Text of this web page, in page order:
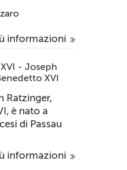
informazioni
- Joseph
XVI
Ratzinger,
è nato a
di Passau
informazioni